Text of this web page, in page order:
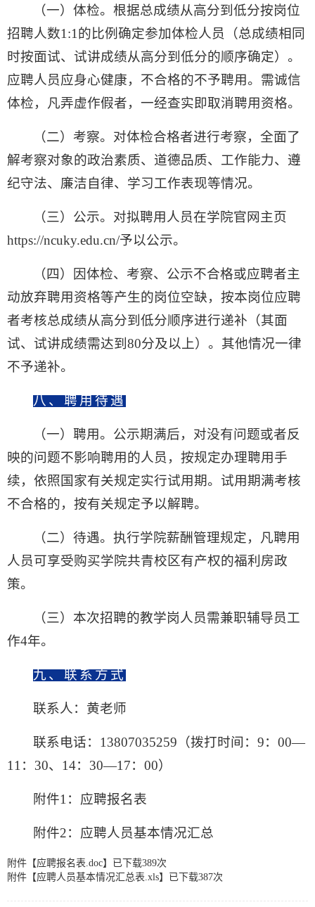
（一）体检。根据总成绩从高分到低分按岗位
招聘人数1:1的比例确定参加体检人员（总成绩相同
时按面试、试讲成绩从高分到低分的顺序确定）。
应聘人员应身心健康，不合格的不予聘用。需诚信
体检，凡弄虚作假者，一经查实即取消聘用资格。
（二）考察。 对体检合格者进行考察，全面了
解考察对象的政治素质、道德品质、工作能力、遵
纪守法、廉洁自律、学习工作表现等情况。
（三）公示。 对拟聘用人员在学院官网主页
https://ncuky.edu.cn/予以公示。
（四）因体检、考察、公示不合格或应聘者主
动放弃聘用资格等产生的岗位空缺，按本岗位应聘
者考核总成绩从高分到低分顺序进行递补 （其面
试、试讲成绩需达到80分及以上）。其他情况一律
不予递补。
八、聘用待遇
（一）聘用。 公示期满后，对没有问题或者反
映的问题不影响聘用的人员，按规定办理聘用手
续，依照国家有关规定实行试用期。试用期满考核
不合格的，按有关规定予以解聘。
（二）待遇。执行学院薪酬管理规定，凡聘用
人员可享受购买学院共青校区有产权的福利房政
策。
（三） 本次招聘的教学岗人员需兼职辅导员工
作4年。
九、联系方式
联系人：黄老师
联系电话：13807035259（拨打时间：9：00—
11：30、14：30—17：00）
附件1：应聘报名表
附件2：应聘人员基本情况汇总
附件【应聘报名表.doc】已下载389次
附件【应聘人员基本情况汇总表.xls】已下载387次